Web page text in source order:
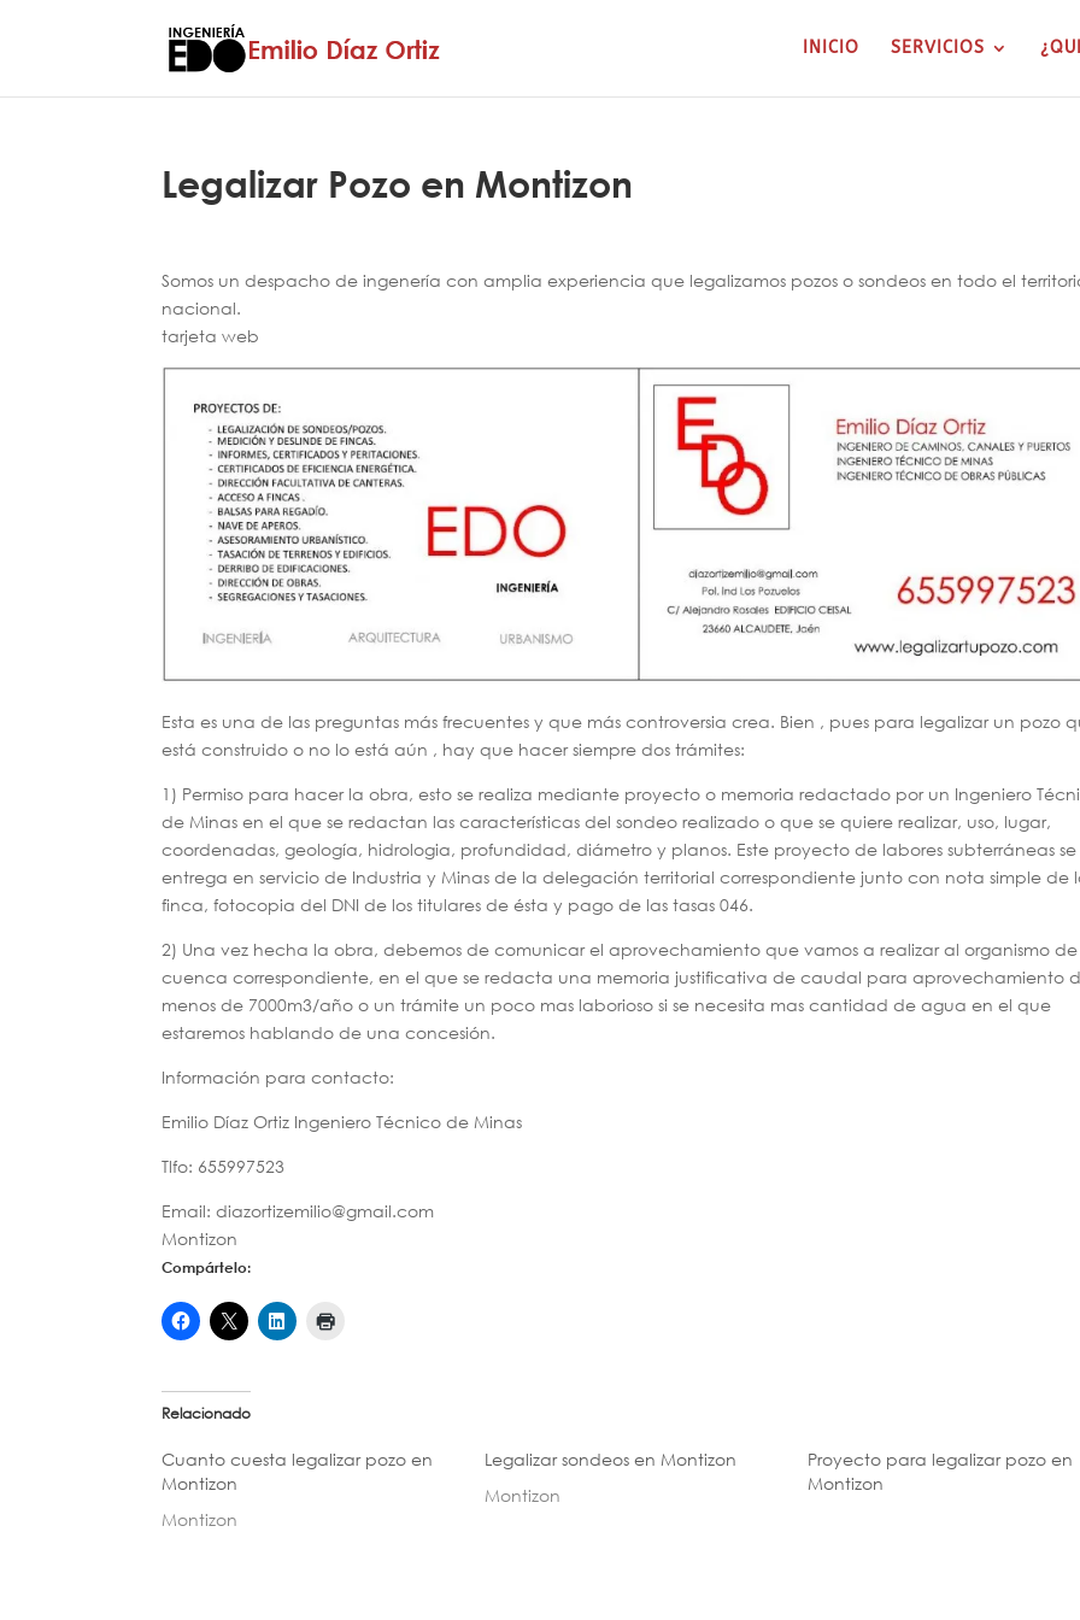
INICIO SERVICIOS
Legalizar Pozo en Montizon
Somos un despacho de ingenería con amplia experiencia que legalizamos pozos o sondeos en todo el
nacional.
tarjeta web
Esta es una de las preguntas más frecuentes y que más controversia crea. Bien , pues para legalizar un pozo
está construido o no lo está aún , hay que hacer siempre dos trámites:
1) Permiso para hacer la obra, esto se realiza mediante proyecto o memoria redactado por un Ingeniero
de Minas en el que se redactan las características del sondeo realizado o que se quiere realizar, uso, lugar,
coordenadas, geología, hidrologia, profundidad, diámetro y planos. Este proyecto de labores subterráneas se
entrega en servicio de Industria y Minas de la delegación territorial correspondiente junto con nota simple de
finca, fotocopia del DNI de los titulares de ésta y pago de las tasas 046.
2) Una vez hecha la obra, debemos de comunicar el aprovechamiento que vamos a realizar al organismo de
cuenca correspondiente, en el que se redacta una memoria justificativa de caudal para aprovechamiento
menos de 7000m3/año o un trámite un poco mas laborioso si se necesita mas cantidad de agua en el que
estaremos hablando de una concesión.
Información para contacto:
Emilio Díaz Ortiz Ingeniero Técnico de Minas
Tlfo: 655997523
Email: diazortizemilio@gmail.com
Montizon
Compártelo:
Relacionado
Cuanto cuesta legalizar pozo en
Montizon
Montizon
Legalizar sondeos en Montizon
Montizon
Proyecto para legalizar pozo en
Montizon